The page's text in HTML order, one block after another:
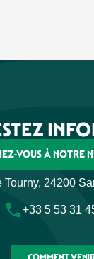
VOUS À NOTRE
Tourny, 24200
+33 5 53 31